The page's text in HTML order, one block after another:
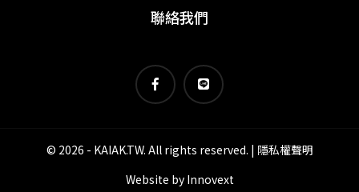
聯絡我們
© 2026 - KAIAK.TW. All rights reserved. | 隱私權聲明
Website by Innovext